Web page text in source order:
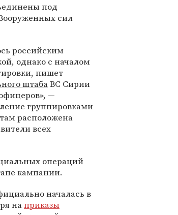
под
сил
российским
однако с началом
пишет
штабаВС Сирии
—
группировками
расположена
всех
операций
кампании.
началась в
наприказы